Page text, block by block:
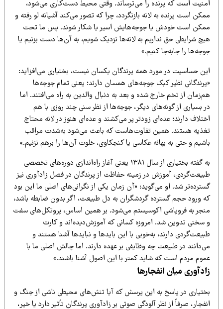
است که پرنده را می‌ترساند. وقتی محیط دست‌کاری می‌شود،
است پرنده به لانه بازنگردد، چرا که تصور می‌کند آشیانه لو رفته و
است خودش یا جوجه‌هایش اسیر یا شکار شوند. پس ما تحت
شرایطی حق نداریم به لانه‌ها نزدیک شویم، به آن‌ها دست بزنیم یا
را جابه‌جا کنیم.»
حساسیت در مورد همه پرندگان یکسان نیست، بختیاری می‌افزاید:
نظیر کبک جوجه‌های همسان دارند؛ یعنی تمام جوجه‌ها
از تخم خارج شده و بعد به دنبال والدین به راه می‌افتند. اما
بسیاری از گونه‌های دیگر، جوجه‌ها از نظر سنی چند روزی با هم
دارند؛ عده‌ای زودتر پر می‌کشند و عده‌ای هنوز در لانه محتاج
هستند. همین تفاوت‌هاست که باعث می‌شود به‌شدت مراقب
و حتی به بهانه عکاسی یا کنجکاوی، خلوت آن‌ها را برهم نزنیم.»
به گفته بختیاری از سال ۱۳۸۱ یعنی آغاز راه‌اندازی دوره‌های تخصصی
آموزش در زمینه حفاظت از پرندگان در فصل زادآوری نیز
شد. او می‌گوید: «آن زمان یکی از نگرانی‌های اصلی ما این بود
ورود حجم گسترده گردشگران به دل طبیعت، اگر بدون ضابطه باشد،
به فروپاشی اکوسیستم می‌شود. بر همین اساس، پروتکل‌های سفت
سختی تدوین شد. امروزه کسانی که آموزش‌دیده‌اند و کارت
دارند، به‌خوبی با این بایدها و نبایدها آشنا هستند و
در طبیعت چه وظایفی بر عهده دارند. اما چالش اصلی ما با
مردم است که شاید کمتر با این اصول آشنا باشند.»
میان انفجارها
در پاسخ به این پرسش که آیا تنش‌های محیطی ناشی از جنگ و
صرفاً از نظر آلودگی صوتی بر زادآوری پرندگان تأثیر دارد یا خیر،